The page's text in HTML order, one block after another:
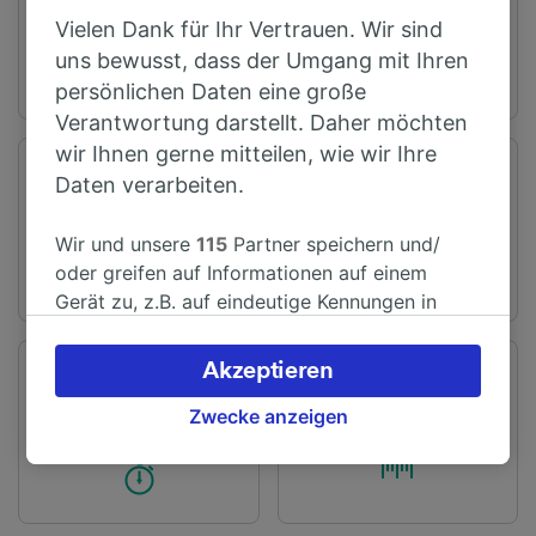
Abfahrtsstation
Vielen Dank für Ihr Vertrauen. Wir sind
uns bewusst, dass der Umgang mit Ihren
persönlichen Daten eine große
Verantwortung darstellt. Daher möchten
wir Ihnen gerne mitteilen, wie wir Ihre
Daten verarbeiten.
Wir und unsere115 Partner speichern und/
oder greifen auf Informationen auf einem
Gerät zu, z.B. auf eindeutige Kennungen in
verarbeiten. Sie können Ihre Präferenzen
akzeptieren oder verwalten, einschließlich
Ihres Widerspruchsrechts bei berechtigtem
besuchen Sie jederzeit die Seite der
Datenschutzrichtlinie. Diese Präferenzen
werden unseren Partnern signalisiert und
Zwecke anzeigen
Akzeptieren